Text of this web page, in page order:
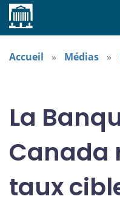
Accueil
Accueil Médias
La
Canada
taux